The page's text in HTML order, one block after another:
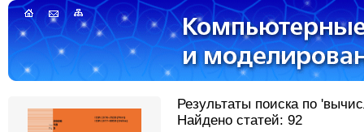
Результаты поиска по
Найдено статей: 92